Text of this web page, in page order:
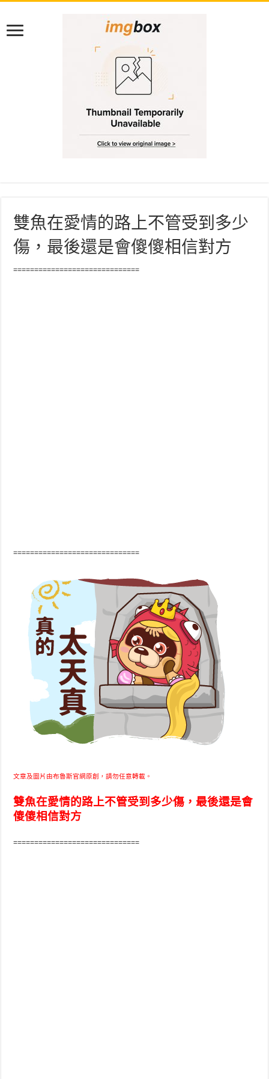
雙魚在愛情的路上不管受到多少
傷，最後還是會傻傻相信對方
==============================
==============================
文章及圖片由布魯斯官網原創，請勿任意轉載。
雙魚在愛情的路上不管受到多少傷，最後還是會
傻傻相信對方
==============================